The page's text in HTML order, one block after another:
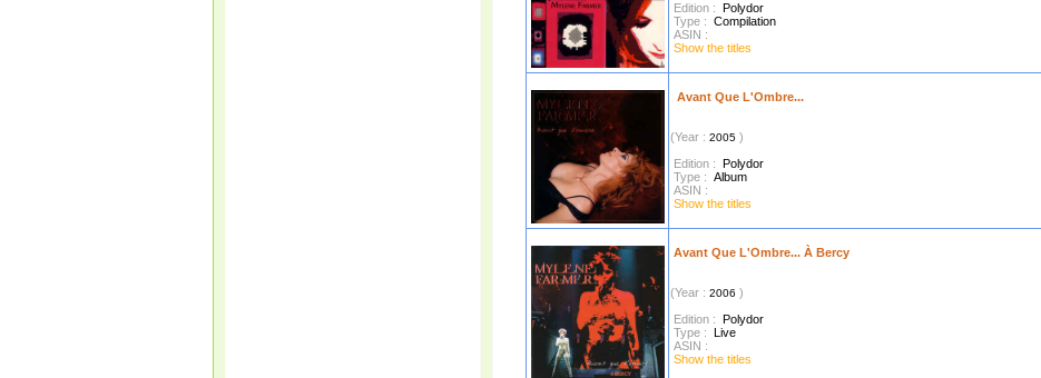
Edition : Polydor
Type : Compilation
ASIN :
Show the titles
Avant Que L'Ombre...
(Year : 2005 )
Edition : Polydor
Type : Album
ASIN :
Show the titles
Avant Que L'Ombre... À Bercy
(Year : 2006 )
Edition : Polydor
Type : Live
ASIN :
Show the titles